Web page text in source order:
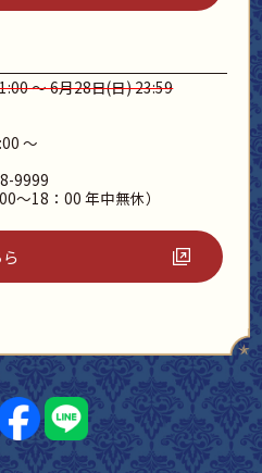
～ 6月28日(日) 23:59
～
9999
～18：00 年中無休）